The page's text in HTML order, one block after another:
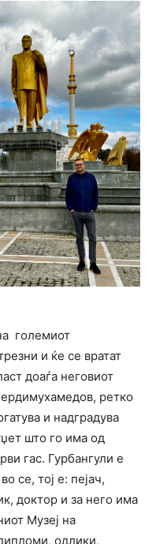
големиот
и ќе се вратат
доаѓа неговиот
ретко
и надградува
што го има од
гас. Гурбангули е
се, тој е: пејач,
доктор и за него има
Музеј на
одлики,